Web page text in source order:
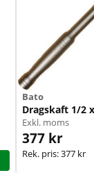
Bato
Dragskaft 1/2
Exkl. moms
377 kr
Rek. pris:377 kr